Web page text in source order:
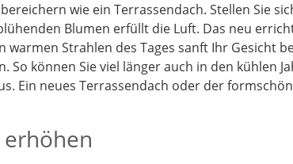
wie ein Terrassendach. Stellen Sie
Blumen erfüllt die Luft. Das neu
Strahlen des Tages sanft Ihr Gesicht
können Sie viel länger auch in den kühlen
Ein neues Terrassendach oder der
erhöhen